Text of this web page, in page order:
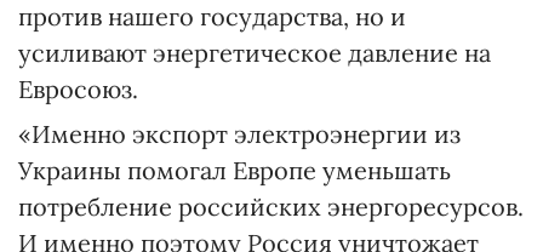
против нашего государства, но и
усиливают энергетическое давление на
Евросоюз.
«Именно экспорт электроэнергии из
Украины помогал Европе уменьшать
потребление российских энергоресурсов.
И именно поэтому Россия уничтожает